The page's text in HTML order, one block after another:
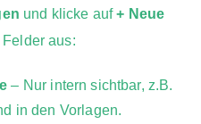
und klicke auf+ Neue
aus:
– Nur intern sichtbar, z.B.
in den Vorlagen.